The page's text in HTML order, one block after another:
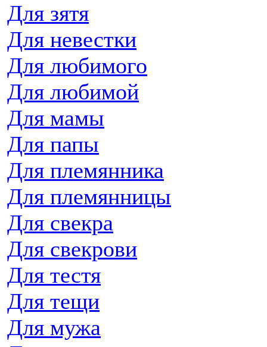
Для зятя
Для невестки
Для любимого
Для любимой
Для мамы
Для папы
Для племянника
Для племянницы
Для свекра
Для свекрови
Для тестя
Для тещи
Для мужа